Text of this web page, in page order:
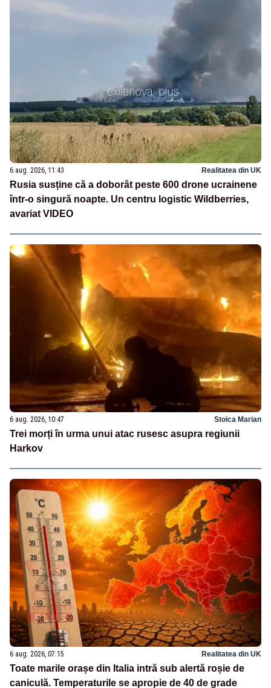
6 aug. 2026, 11:43 Realitatea din UK
Rusia susține că a doborât peste 600 drone ucrainene
într-o singură noapte. Un centru logistic Wildberries,
avariat VIDEO
6 aug. 2026, 10:47 Stoica Marian
Trei morți în urma unui atac rusesc asupra regiunii
Harkov
6 aug. 2026, 07:15 Realitatea din UK
Toate marile orașe din Italia intră sub alertă roșie de
caniculă. Temperaturile se apropie de 40 de grade